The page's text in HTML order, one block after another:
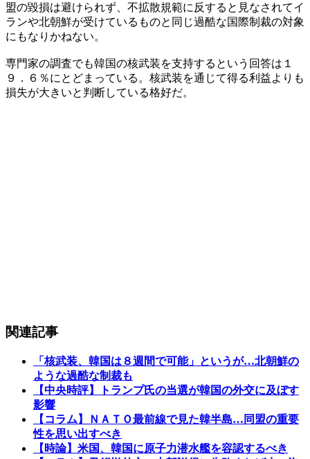
盟の毀損は避けられず、不拡散規範に反すると見なされてイ
ランや北朝鮮が受けているものと同じ過酷な国際制裁の対象
にもなりかねない。
専門家の調査でも韓国の核武装を支持するという回答は１
９．６％にとどまっている。核武装を通じて得る利益よりも
損失が大きいと判断している格好だ。
関連記事
「核武装、韓国は８週間で可能」というが…北朝鮮の
ような過酷な制裁も
【中央時評】トランプ氏の当選が韓国の外交に及ぼす
影響
【コラム】ＮＡＴＯ最前線で見た韓半島…同盟の重要
性を思い出すべき
【時論】米国、韓国に原子力潜水艦を容認するべき